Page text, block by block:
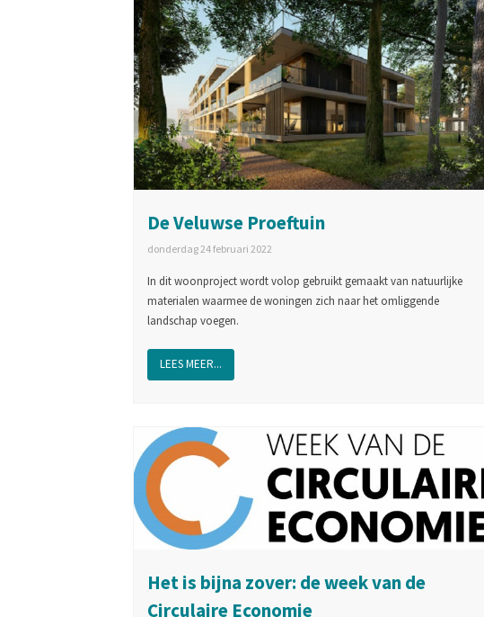
De Veluwse Proeftuin
donderdag 24 februari 2022
In dit woonproject wordt volop gebruikt gemaakt van natuurlijke
materialen waarmee de woningen zich naar het omliggende
landschap voegen.
LEES MEER...
Het is bijna zover: de week van de
Circulaire Economie